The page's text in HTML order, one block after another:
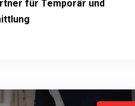
für Temporär und